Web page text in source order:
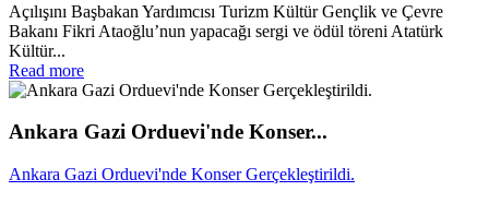
Açılışını Başbakan Yardımcısı Turizm Kültür Gençlik ve Çevre
Bakanı Fikri Ataoğlu’nun yapacağı sergi ve ödül töreni Atatürk
Kültür...
Read more
Ankara Gazi Orduevi'nde Konser...
Ankara Gazi Orduevi'nde Konser Gerçekleştirildi.